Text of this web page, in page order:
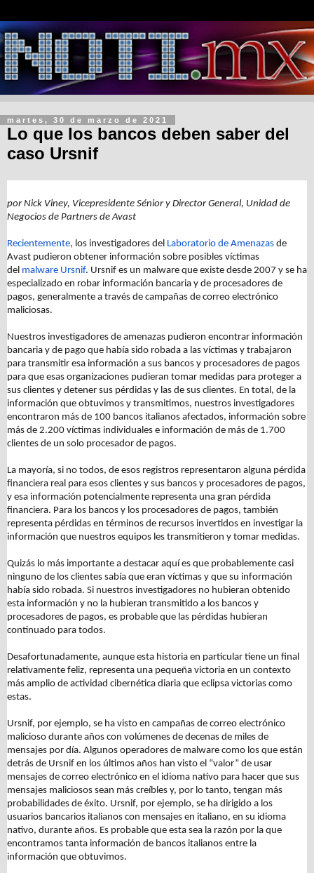
martes, 30 de marzo de 2021
Lo que los bancos deben saber del
caso Ursnif
por Nick Viney, Vicepresidente Sénior y Director General, Unidad de
Negocios de Partners de Avast
Recientemente, los investigadores del Laboratorio de Amenazas de
Avast pudieron obtener información sobre posibles víctimas
del malware Ursnif. Ursnif es un malware que existe desde 2007 y se ha
especializado en robar información bancaria y de procesadores de
pagos, generalmente a través de campañas de correo electrónico
maliciosas.
Nuestros investigadores de amenazas pudieron encontrar información
bancaria y de pago que había sido robada a las víctimas y trabajaron
para transmitir esa información a sus bancos y procesadores de pagos
para que esas organizaciones pudieran tomar medidas para proteger a
sus clientes y detener sus pérdidas y las de sus clientes. En total, de la
información que obtuvimos y transmitimos, nuestros investigadores
encontraron más de 100 bancos italianos afectados, información sobre
más de 2.200 víctimas individuales e información de más de 1.700
clientes de un solo procesador de pagos.
La mayoría, si no todos, de esos registros representaron alguna pérdida
financiera real para esos clientes y sus bancos y procesadores de pagos,
y esa información potencialmente representa una gran pérdida
financiera. Para los bancos y los procesadores de pagos, también
representa pérdidas en términos de recursos invertidos en investigar la
información que nuestros equipos les transmitieron y tomar medidas.
Quizás lo más importante a destacar aquí es que probablemente casi
ninguno de los clientes sabía que eran víctimas y que su información
había sido robada. Si nuestros investigadores no hubieran obtenido
esta información y no la hubieran transmitido a los bancos y
procesadores de pagos, es probable que las pérdidas hubieran
continuado para todos.
Desafortunadamente, aunque esta historia en particular tiene un final
relativamente feliz, representa una pequeña victoria en un contexto
más amplio de actividad cibernética diaria que eclipsa victorias como
estas.
Ursnif, por ejemplo, se ha visto en campañas de correo electrónico
malicioso durante años con volúmenes de decenas de miles de
mensajes por día. Algunos operadores de malware como los que están
detrás de Ursnif en los últimos años han visto el “valor” de usar
mensajes de correo electrónico en el idioma nativo para hacer que sus
mensajes maliciosos sean más creíbles y, por lo tanto, tengan más
probabilidades de éxito. Ursnif, por ejemplo, se ha dirigido a los
usuarios bancarios italianos con mensajes en italiano, en su idioma
nativo, durante años. Es probable que esta sea la razón por la que
encontramos tanta información de bancos italianos entre la
información que obtuvimos.